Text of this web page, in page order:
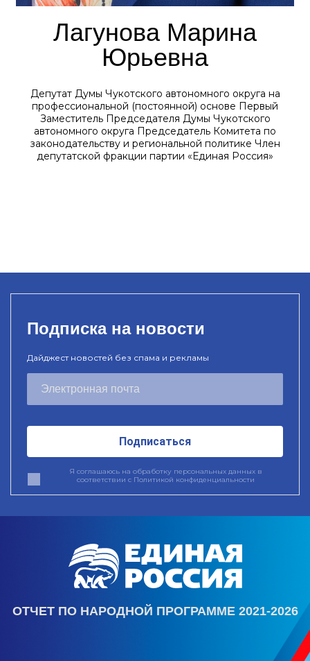
Лагунова Марина
Юрьевна
Депутат Думы Чукотского автономного округа на
профессиональной (постоянной) основе Первый
Заместитель Председателя Думы Чукотского
автономного округа Председатель Комитета по
законодательству и региональной политике Член
депутатской фракции партии «Единая Россия»
Подписка на новости
Дайджест новостей без спама и рекламы
Подписаться
Я соглашаюсь на обработку персональных данных в
соответствии с Политикой конфиденциальности
ОТЧЕТ ПО НАРОДНОЙ ПРОГРАММЕ 2021-2026